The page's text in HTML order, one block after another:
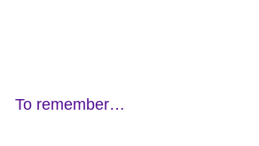
To remember…